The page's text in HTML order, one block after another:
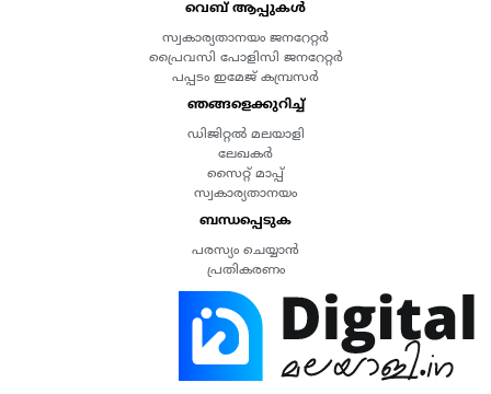
വെബ് ആപ്പുകൾ
സ്വകാര്യതാനയം ജനറേറ്റർ
പ്രൈവസി പോളിസി ജനറേറ്റർ
പപ്പടം ഇമേജ് കമ്പ്രസർ
ഞങ്ങളെക്കുറിച്ച്
ഡിജിറ്റൽ മലയാളി
ലേഖകർ
സൈറ്റ് മാപ്പ്
സ്വകാര്യതാനയം
ബന്ധപ്പെടുക
പരസ്യം ചെയ്യാൻ
പ്രതികരണം